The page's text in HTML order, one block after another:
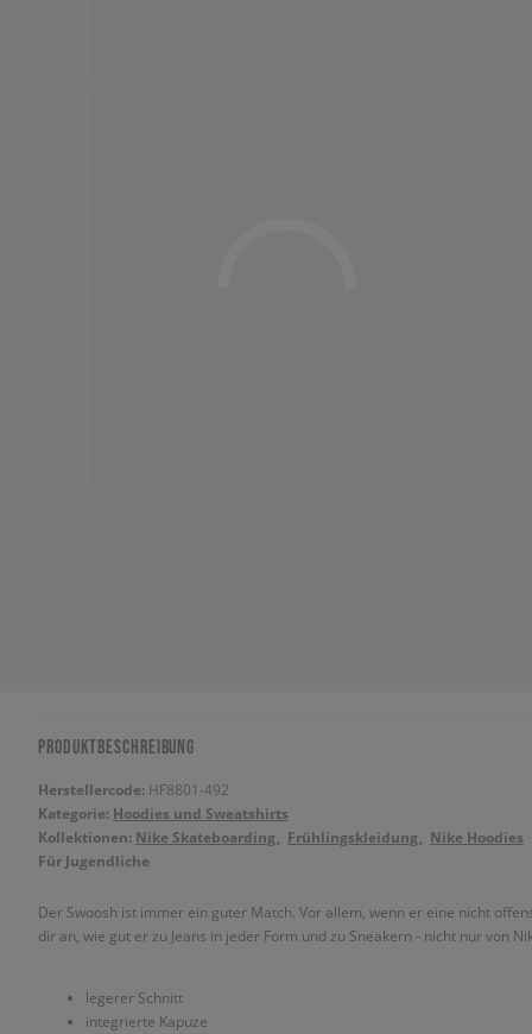
PRODUKTBESCHREIBUNG
Herstellercode: HF8801-492
Kategorie: Hoodies und Sweatshirts
Kollektionen: Nike Skateboarding Frühlingskleidung
Nike Hoodies
Für Jugendliche
Der Swoosh ist immer ein guter Match. Vor allem, wenn er eine nicht
dir an, wie gut er zu Jeans in jeder Form und zu Sneakern - nicht nur von
legerer Schnitt
integrierte Kapuze